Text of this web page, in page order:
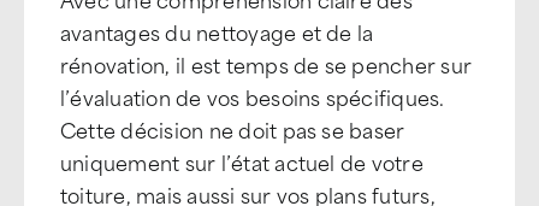
avantages du nettoyage et de la
rénovation, il est temps de se pencher sur
l’évaluation de vos besoins spécifiques.
Cette décision ne doit pas se baser
uniquement sur l’état actuel de votre
toiture, mais aussi sur vos plans futurs,